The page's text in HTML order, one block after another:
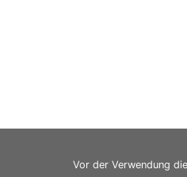
Vor der Verwendung